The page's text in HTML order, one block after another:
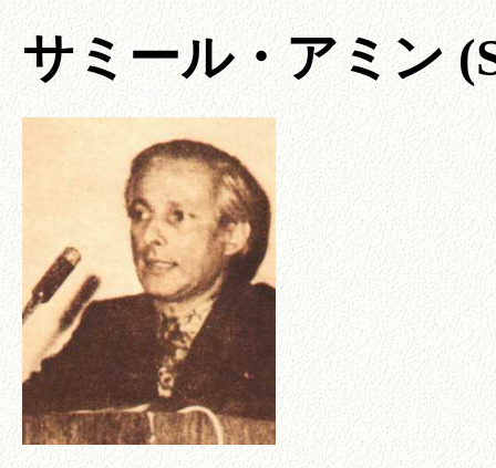
サミール・アミン